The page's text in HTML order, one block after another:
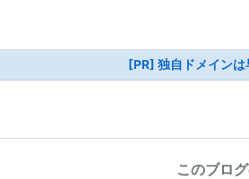
[PR] 独自ドメインは
このブロ